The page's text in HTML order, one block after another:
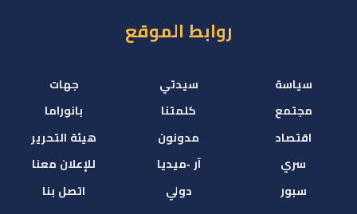
روابط الموقع
سياسة
مجتمع
اقتصاد
سري
سبور
سيدتي
كلمتنا
مدونون
آر -ميديا
دولي
جهات
بانوراما
هيئة التحرير
للإعلان معنا
اتصل بنا